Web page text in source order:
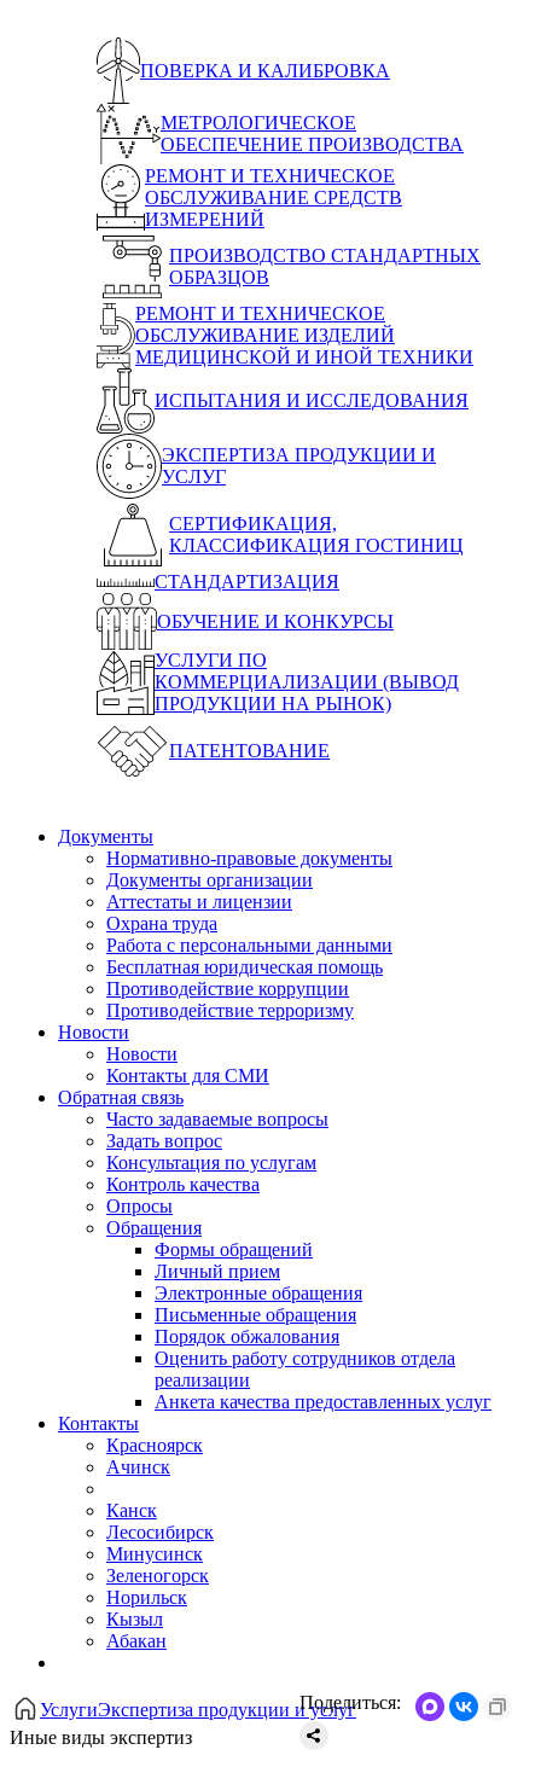
ПОВЕРКА И КАЛИБРОВКА
МЕТРОЛОГИЧЕСКОЕ
ОБЕСПЕЧЕНИЕ ПРОИЗВОДСТВА
РЕМОНТ И ТЕХНИЧЕСКОЕ
ОБСЛУЖИВАНИЕ СРЕДСТВ
ИЗМЕРЕНИЙ
ПРОИЗВОДСТВО СТАНДАРТНЫХ
ОБРАЗЦОВ
РЕМОНТ И ТЕХНИЧЕСКОЕ
ОБСЛУЖИВАНИЕ ИЗДЕЛИЙ
МЕДИЦИНСКОЙ И ИНОЙ ТЕХНИКИ
ИСПЫТАНИЯ И ИССЛЕДОВАНИЯ
ЭКСПЕРТИЗА ПРОДУКЦИИ И
УСЛУГ
СЕРТИФИКАЦИЯ,
КЛАССИФИКАЦИЯ ГОСТИНИЦ
СТАНДАРТИЗАЦИЯ
ОБУЧЕНИЕ И КОНКУРСЫ
УСЛУГИ ПО
КОММЕРЦИАЛИЗАЦИИ (ВЫВОД
ПРОДУКЦИИ НА РЫНОК)
ПАТЕНТОВАНИЕ
Документы
Нормативно-правовые документы
Документы организации
Аттестаты и лицензии
Охрана труда
Работа с персональными данными
Бесплатная юридическая помощь
Противодействие коррупции
Противодействие терроризму
Новости
Новости
Контакты для СМИ
Обратная связь
Часто задаваемые вопросы
Задать вопрос
Консультация по услугам
Контроль качества
Опросы
Обращения
Формы обращений
Личный прием
Электронные обращения
Письменные обращения
Порядок обжалования
Оценить работу сотрудников отдела
реализации
Анкета качества предоставленных услуг
Контакты
Красноярск
Ачинск
Канск
Лесосибирск
Минусинск
Зеленогорск
Норильск
Кызыл
Абакан
УслугиЭкспертиза продукции и услуг
Иные виды экспертиз
Поделиться: